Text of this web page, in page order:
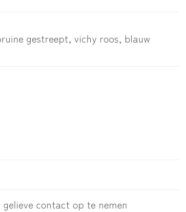
gestreept, vichy roos, blauw
contact op te nemen